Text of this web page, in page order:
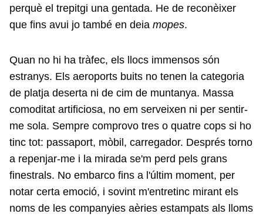
perquè el trepitgi una gentada. He de reconèixer
que fins avui jo també en deia mopes.
Quan no hi ha tràfec, els llocs immensos són
estranys. Els aeroports buits no tenen la categoria
de platja deserta ni de cim de muntanya. Massa
comoditat artificiosa, no em serveixen ni per sentir-
me sola. Sempre comprovo tres o quatre cops si ho
tinc tot: passaport, mòbil, carregador. Després torno
a repenjar-me i la mirada se'm perd pels grans
finestrals. No embarco fins a l'últim moment, per
notar certa emoció, i sovint m'entretinc mirant els
noms de les companyies aèries estampats als lloms